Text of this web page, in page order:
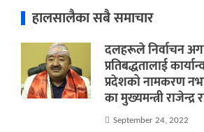
हालसालैका सबै समाचार
दलहरूले निर्वाचन
प्रतिबद्धतालाई
प्रदेशको नामकरण
का मुख्यमन्त्री राजेन्द्र
September 24, 2022